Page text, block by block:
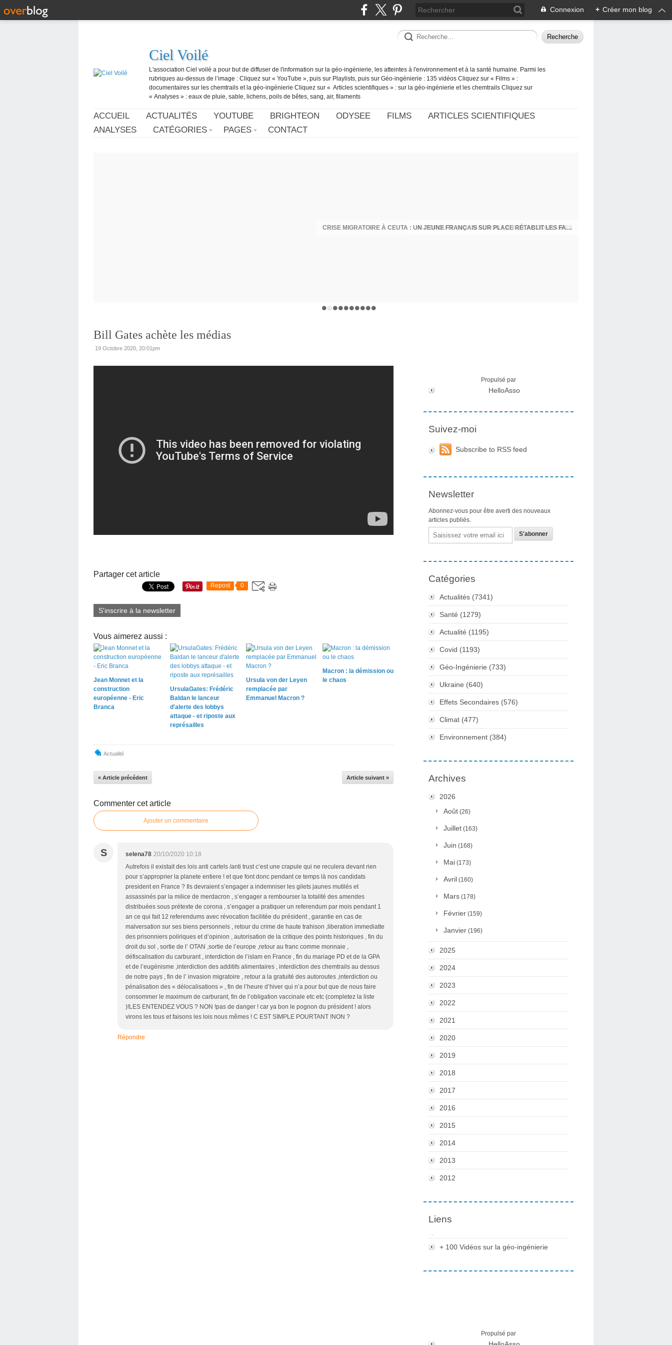
Connexion + Créer mon blog
Ciel Voilé
L'association Ciel voilé a pour but de diffuser de l'information sur la géo-ingénierie, les atteintes à l'environnement et à la santé humaine. Parmi les
rubriques au-dessus de l’image : Cliquez sur « YouTube », puis sur Playlists, puis sur Géo-ingénierie : 135 vidéos Cliquez sur « Films » :
documentaires sur les chemtrails et la géo-ingénierie Cliquez sur « Articles scientifiques » : sur la géo-ingénierie et les chemtrails Cliquez sur
« Analyses » : eaux de pluie, sable, lichens, poils de bêtes, sang, air, filaments
ACCUEIL ACTUALITÉS YOUTUBE BRIGHTEON ODYSEE FILMS
ARTICLES SCIENTIFIQUES
ANALYSES
CATÉGORIES PAGES CONTACT
CRISE MIGRATOIRE À CEUTA : UN JEUNE FRANÇAIS SUR PLACE RÉTABLIT LES FAITS ! - RAPHAËL AYMA
Bill Gates achète les médias
19 Octobre 2020, 20:01pm
Partager cet article
Repost 0
S'inscrire à la newsletter
Vous aimerez aussi :
Jean Monnet et la
construction
européenne - Eric
Branca
UrsulaGates: Frédéric
Baldan le lanceur
d'alerte des lobbys
attaque - et riposte aux
représailles
Ursula von der Leyen
remplacée par
Emmanuel Macron ?
Macron : la démission ou
le chaos
Actualité
« Article précédent Article suivant »
Commenter cet article
Ajouter un commentaire
S selena78 20/10/2020 10:18
Autrefois il existait des lois anti cartels /anti trust c’est une crapule qui ne reculera devant rien
pour s’approprier la planete entiere ! et que font donc pendant ce temps là nos candidats
president en France ? Ils devraient s’engager a indemniser les gilets jaunes mutilés et
assassinés par la milice de merdacron , s’engager a rembourser la totalité des amendes
distribuées sous prétexte de corona , s’engager a pratiquer un referendum par mois pendant 1
an ce qui fait 12 referendums avec révocation facilitée du président , garantie en cas de
malversation sur ses biens personnels , retour du crime de haute trahison ,liberation immediatte
des prisonniers poliriques et d’opinion , autorisation de la critique des points historiques , fin du
droit du sol , sortie de l’ OTAN ,sortie de l’europe ,retour au franc comme monnaie ,
défiscalisation du carburant , interdiction de l’islam en France , fin du mariage PD et de la GPA
et de l’eugénisme ,interdiction des additifs alimentaires , interdiction des chemtrails au dessus
de notre pays , fin de l’ invasion migratoire , retour a la gratuité des autoroutes ,interdiction ou
pénalisation des « délocalisations » , fin de l’heure d’hiver qui n’a pour but que de nous faire
consommer le maximum de carburant, fin de l’obligation vaccinale etc etc (completez la liste
)!LES ENTENDEZ VOUS ? NON !pas de danger ! car ya bon le pognon du président ! alors
virons les tous et faisons les lois nous mêmes ! C EST SIMPLE POURTANT !NON ?
Répondre
Propulsé par
HelloAsso
Suivez-moi
Subscribe to RSS feed
Newsletter
Abonnez-vous pour être averti des nouveaux
articles publiés.
Email
Catégories
Actualités (7341)
Santé (1279)
Actualité (1195)
Covid (1193)
Géo-Ingénierie (733)
Ukraine (640)
Effets Secondaires (576)
Climat (477)
Environnement (384)
Archives
2026
Août (26)
Juillet (163)
Juin (168)
Mai (173)
Avril (160)
Mars (178)
Février (159)
Janvier (196)
2025
2024
2023
2022
2021
2020
2019
2018
2017
2016
2015
2014
2013
2012
Liens
+ 100 Vidéos sur la géo-ingénierie
Propulsé par